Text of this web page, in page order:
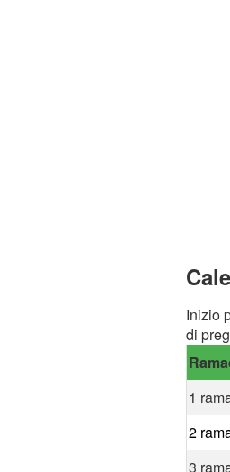
Inizio
di
1
2
3